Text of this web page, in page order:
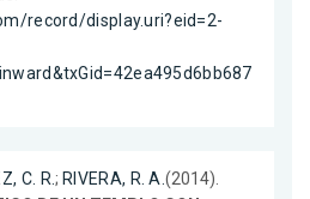
record/display.uri?eid=2-
C. R.; RIVERA, R. A.(2014).